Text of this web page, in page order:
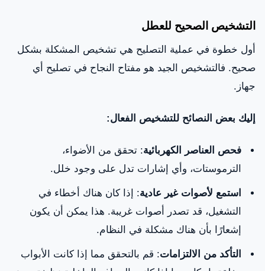
التشخيص الصحيح للعطل
أول خطوة في عملية التصليح هي تشخيص المشكلة بشكل
صحيح. فالتشخيص الجيد هو مفتاح النجاح في تصليح أي
جهاز.
إليك بعض النصائح للتشخيص الفعال:
فحص العناصر الكهربائية: تحقق من الأضواء،
الترموستات، وأي إشارات تدل على وجود خلل.
استمع لأصوات غير عادية: إذا كان هناك أخطاء في
التشغيل، قد تصدر أصوات غريبة. هذا يمكن أن يكون
إشعارًا بأن هناك مشكلة في النظام.
التأكد من الالتزامات: قم بالتحقق مما إذا كانت الأبواب